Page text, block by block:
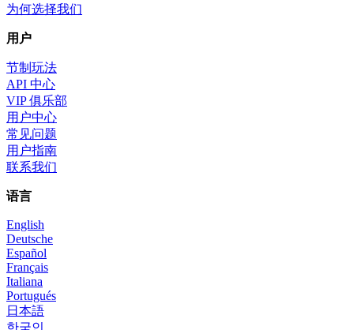
为何选择我们
用户
节制玩法
API 中心
VIP 俱乐部
用户中心
常见问题
用户指南
联系我们
语言
English
Deutsche
Español
Français
Italiana
Portugués
日本語
한국인